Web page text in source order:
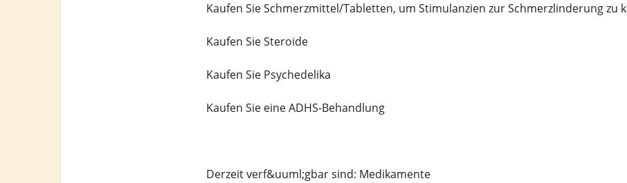
Kaufen Sie Schmerzmittel/Tabletten, um Stimulanzien zur Schmerzlinderung zu
Kaufen Sie Steroide
Kaufen Sie Psychedelika
Kaufen Sie eine ADHS-Behandlung
Derzeit verf&uuml;gbar sind: Medikamente